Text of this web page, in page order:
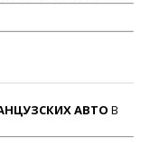
АВТО В